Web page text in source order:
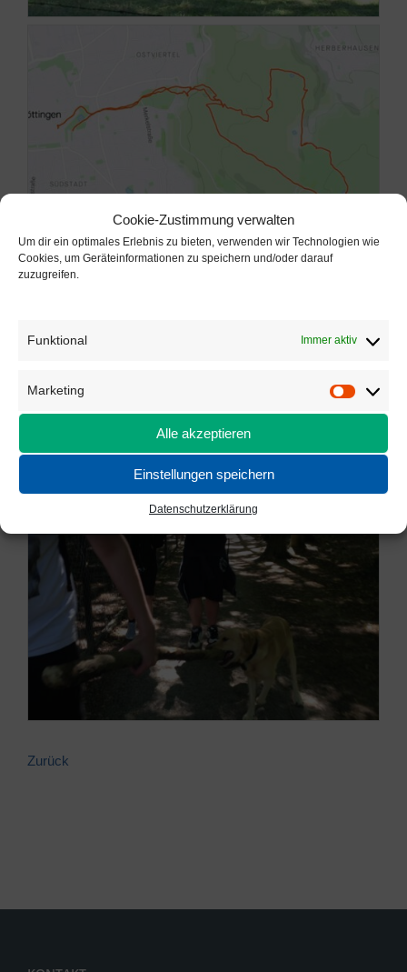
Cookie-Zustimmung verwalten
Um dir ein optimales Erlebnis zu bieten, verwenden wir Technologien wie
Cookies, um Geräteinformationen zu speichern und/oder darauf
zuzugreifen.
Funktional Immer aktiv
Marketing
Alle akzeptieren
Einstellungen speichern
Datenschutzerklärung
Zurück